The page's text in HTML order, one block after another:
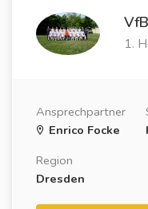
1.
Ansprechpartner
Enrico Focke
Region
Dresden